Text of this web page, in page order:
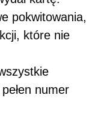
pokwitowania,
które nie
numer